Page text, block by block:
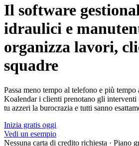
Il software
idraulici e
organizza lavori,
squadre
Passa meno tempo al telefono e più tempo
Koalendar i clienti prenotano gli interventi
tu azzeri la burocrazia e tutti sanno
Inizia gratis oggi
Vedi un esempio
Nessuna carta di credito richiesta · Piano